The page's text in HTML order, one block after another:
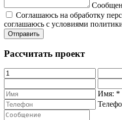
Соглашаюсь на обработку
соглашаюсь с условиями
Рассчитать проект
Имя: *